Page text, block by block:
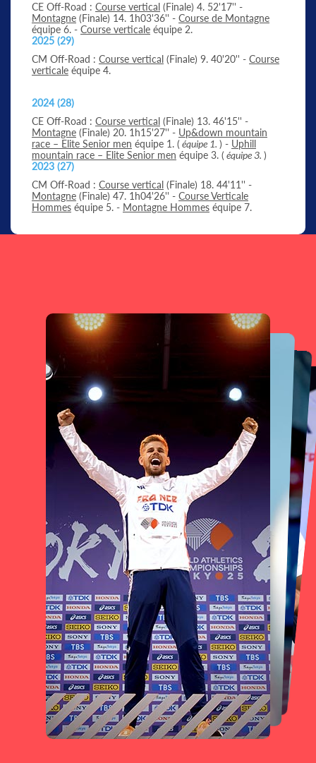
CE Off-Road : Course vertical (Finale) 4. 52'17'' -
Montagne (Finale) 14. 1h03'36'' - Course de Montagne
équipe 6. - Course verticale équipe 2.
2025 (29)
CM Off-Road : Course vertical (Finale) 9. 40'20'' - Course
verticale équipe 4.
2024 (28)
CE Off-Road : Course vertical (Finale) 13. 46'15'' -
Montagne (Finale) 20. 1h15'27'' - Up&down mountain
race – Elite Senior men équipe 1. ( équipe 1. ) - Uphill
mountain race – Elite Senior men équipe 3. ( équipe 3. )
2023 (27)
CM Off-Road : Course vertical (Finale) 18. 44'11'' -
Montagne (Finale) 47. 1h04'26'' - Course Verticale
Hommes équipe 5. - Montagne Hommes équipe 7.